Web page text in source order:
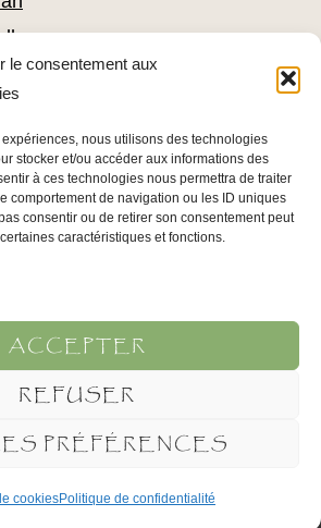
le consentement aux
nous utilisons des technologies
stocker et/ou accéder aux informations des
à ces technologies nous permettra de traiter
comportement de navigation ou les ID uniques
consentir ou de retirer son consentement peut
caractéristiques et fonctions.
ACCEPTER
REFUSER
PRÉFÉRENCES
cookiesPolitique de confidentialité
du loofah
votre épiderme
d’Utilisation